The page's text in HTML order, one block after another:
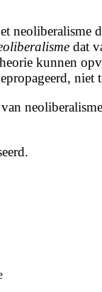
dat
kunnen
niet